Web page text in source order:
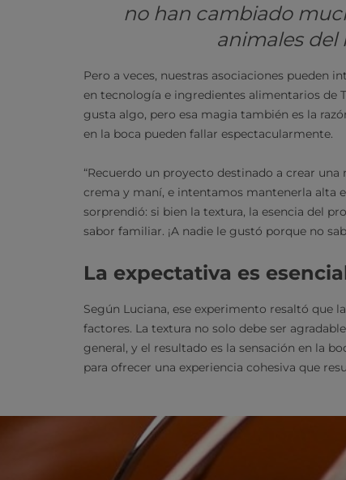
no han cambiado
animales del
Pero a veces, nuestras asociaciones pueden
en tecnología e ingredientes alimentarios de
gusta algo, pero esa magia también es la
en la boca pueden fallar espectacularmente.
“Recuerdo un proyecto destinado a crear
crema y maní, e intentamos mantenerla alta
sorprendió: si bien la textura, la esencia del
sabor familiar. ¡A nadie le gustó porque no
La expectativa es
Según Luciana, ese experimento resaltó que
factores. La textura no solo debe ser
general, y el resultado es la sensación en la
para ofrecer una experiencia cohesiva que